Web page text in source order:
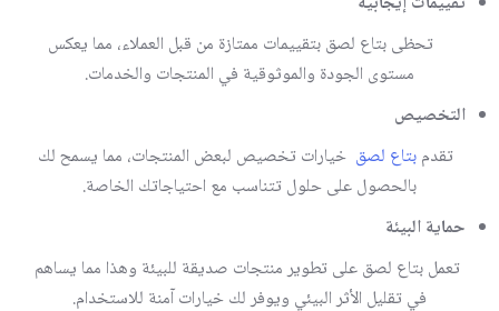
تحظى بتاع لصق بتقييمات ممتازة من قبل العملاء، مما يعكس
مستوى الجودة والموثوقية في المنتجات والخدمات.
التخصيص
تقدمبتاع لصق خيارات تخصيص لبعض المنتجات، مما يسمح لك
بالحصول على حلول تتناسب مع احتياجاتك الخاصة.
حماية البيئة
تعمل بتاع لصق على تطوير منتجات صديقة للبيئة وهذا مما يساهم
في تقليل الأثر البيئي ويوفر لك خيارات آمنة للاستخدام.